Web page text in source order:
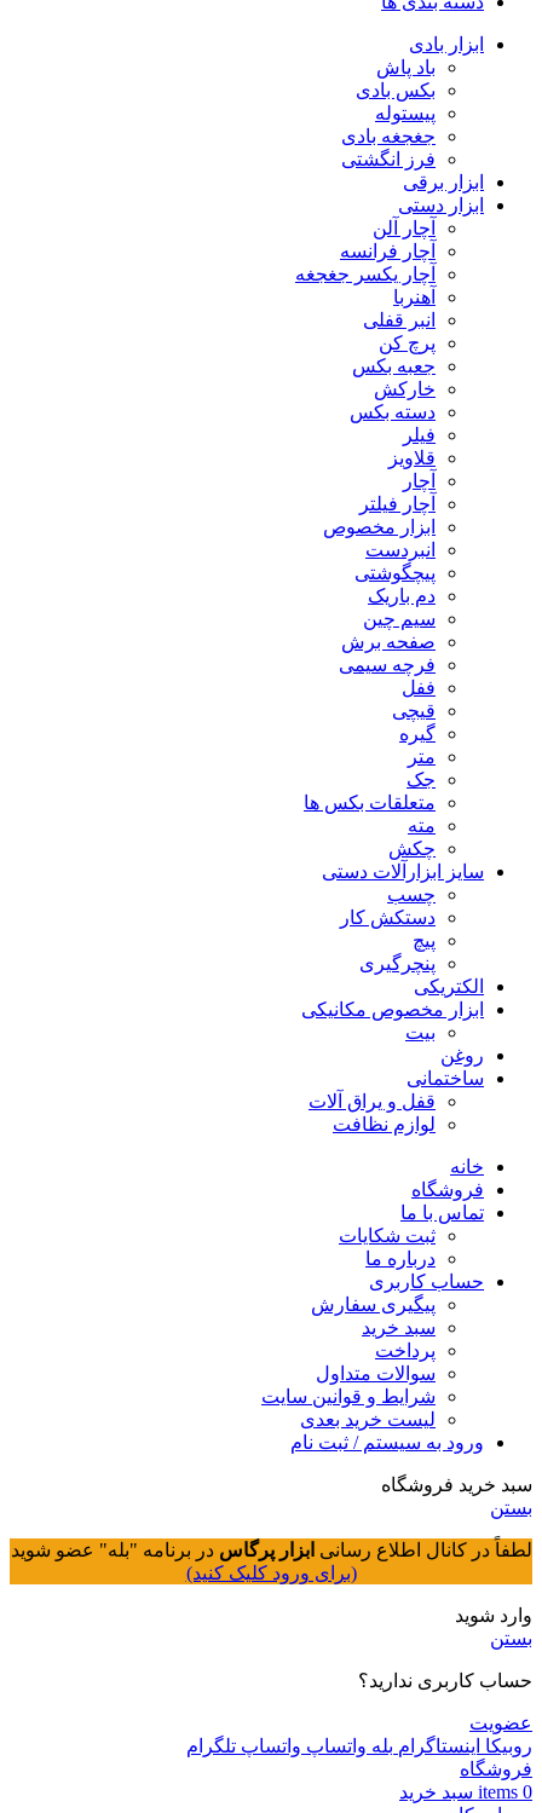
ابزار بادی
باد پاش
بکس بادی
پیستوله
جغجغه بادی
فرز انگشتی
ابزار برقی
ابزار دستی
آچار آلن
آچار فرانسه
آچار یکسر جغجغه
آهنربا
انبر قفلی
پرچ کن
جعبه بکس
خارکش
دسته بکس
فیلر
قلاویز
آچار
آچار فیلتر
ابزار مخصوص
انبردست
پیچگوشتی
دم باریک
سیم چین
صفحه برش
فرچه سیمی
ففل
قیچی
گیره
متر
جک
متعلقات بکس ها
مته
چکش
سایز ابزارآلات دستی
چسب
دستکش کار
پیچ
پنچرگیری
الکتریکی
ابزار مخصوص مکانیکی
بیت
روغن
ساختمانی
قفل و یراق آلات
لوازم نظافت
خانه
فروشگاه
تماس با ما
ثبت شکایات
درباره ما
حساب کاربری
پیگیری سفارش
سبد خرید
پرداخت
سوالات متداول
شرایط و قوانین سایت
لیست خرید بعدی
ورود به سیستم / ثبت نام
سبد خرید فروشگاه
بستن
لطفاً در کانال اطلاع رسانی ابزار پرگاس در برنامه "بله" عضو شوید
(برای ورود کلیک کنید)
وارد شوید
بستن
حساب کاربری ندارید؟
عضویت
روبیکا اینستاگرام بله واتساپ واتساپ تلگرام
فروشگاه
0
items سبد خريد